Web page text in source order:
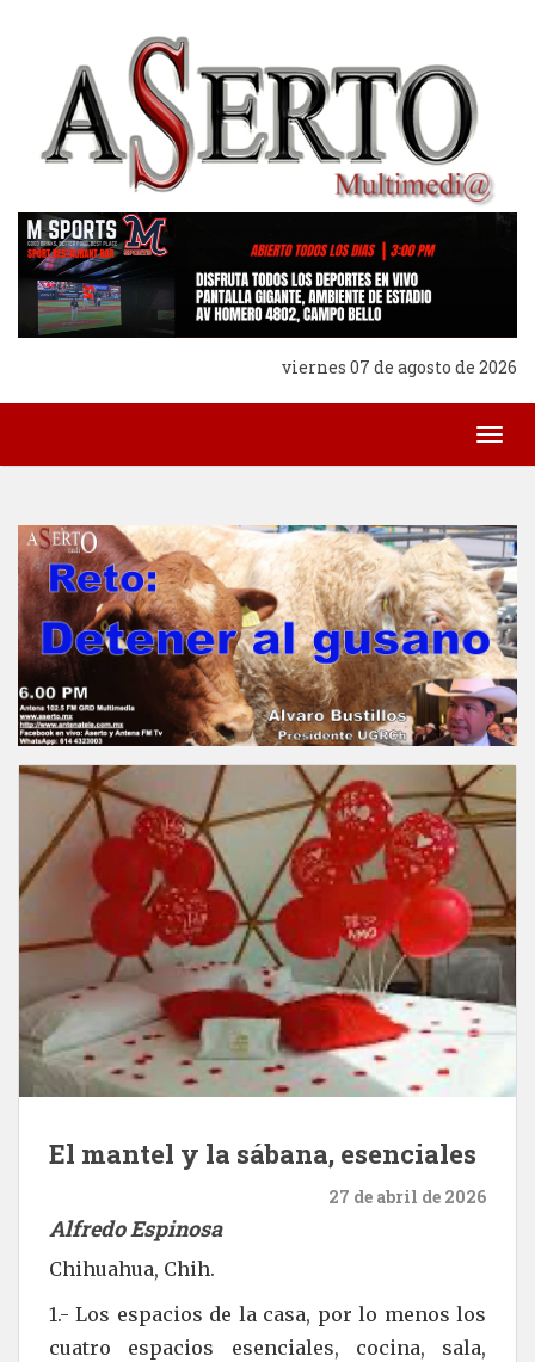
viernes 07 de agosto de 2026
El mantel y la sábana, esenciales
27 de abril de 2026
Alfredo Espinosa
Chihuahua, Chih.
1.- Los espacios de la casa, por lo menos los
cuatro espacios esenciales, cocina, sala,